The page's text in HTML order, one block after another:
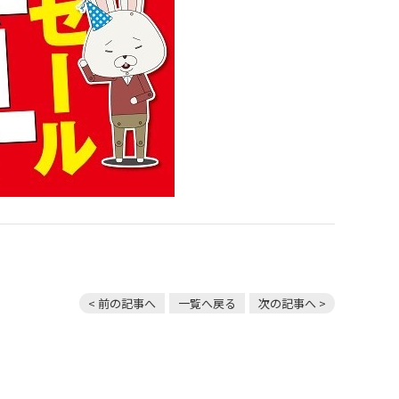
< 前の記事へ 一覧へ戻る 次の記事へ >